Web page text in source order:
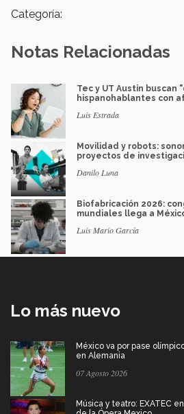
Categoría:
Notas Relacionadas
Tec y UT Austin buscan
hispanohablantes con
Luis Estrada
Movilidad y robots:
proyectos de
Danilo Luna
Biofabricación 2026:
mundiales llega a
Luis Mario García
Lo más nuevo
México va por pase
en Alemania
07 Agosto 2026
Música y teatro: EXATEC